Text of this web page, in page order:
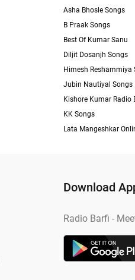
Asha Bhosle Songs
B Praak Songs
Best Of Kumar Sanu
Diljit Dosanjh Songs
Himesh Reshammiya
Jubin Nautiyal Songs
Kishore Kumar Radio
KK Songs
Lata Mangeshkar
Download
Radio Barfi -